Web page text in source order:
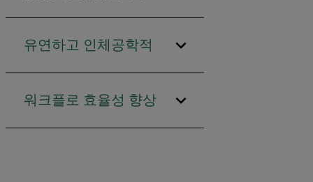
유연하고 인체공학적
워크플로 효율성 향상